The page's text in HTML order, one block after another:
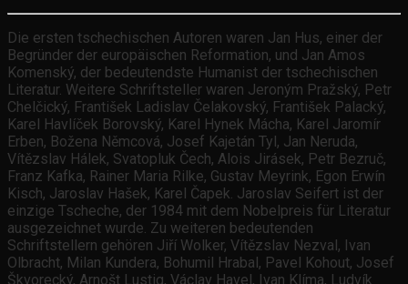
Die ersten tschechischen Autoren waren Jan Hus, einer der
Begründer der europäischen Reformation, und Jan Amos
Komenský, der bedeutendste Humanist der tschechischen
Literatur. Weitere Schriftsteller waren Jeroným Pražský, Petr
Chelčický, František Ladislav Čelakovský, František Palacký,
Karel Havlíček Borovský, Karel Hynek Mácha, Karel Jaromír
Erben, Božena Němcová, Josef Kajetán Tyl, Jan Neruda,
Vítězslav Hálek, Svatopluk Čech, Alois Jirásek, Petr Bezruč,
Franz Kafka, Rainer Maria Rilke, Gustav Meyrink, Egon Erwín
Kisch, Jaroslav Hašek, Karel Čapek. Jaroslav Seifert ist der
einzige Tscheche, der 1984 mit dem Nobelpreis für Literatur
ausgezeichnet wurde. Zu weiteren bedeutenden
Schriftstellern gehören Jiří Wolker, Vítězslav Nezval, Ivan
Olbracht, Milan Kundera, Bohumil Hrabal, Pavel Kohout, Josef
Škvorecký, Arnošt Lustig, Václav Havel, Ivan Klíma, Ludvík